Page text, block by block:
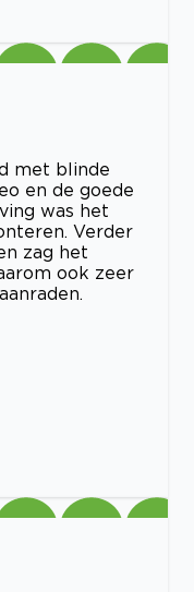
met blinde
en de goede
was het
Verder
zag het
ook zeer